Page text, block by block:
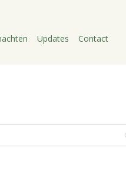
Updates Contact